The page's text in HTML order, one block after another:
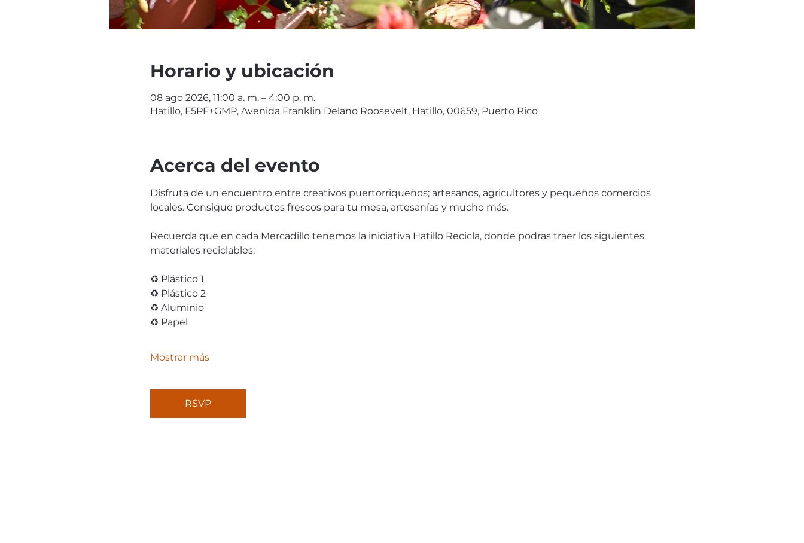
Horario y ubicación
08 ago 2026, 11:00 a. m. – 4:00 p. m.
Hatillo, F5PF+GMP, Avenida Franklin Delano Roosevelt, Hatillo, 00659, Puerto Rico
Acerca del evento
Disfruta de un encuentro entre creativos puertorriqueños; artesanos, agricultores y pequeños comercios
locales. Consigue productos frescos para tu mesa, artesanías y mucho más.
Recuerda que en cada Mercadillo tenemos la iniciativa Hatillo Recicla, donde podras traer los siguientes
materiales reciclables:
♻️ Plástico 1
♻️ Plástico 2
♻️ Aluminio
♻️ Papel
Mostrar más
RSVP